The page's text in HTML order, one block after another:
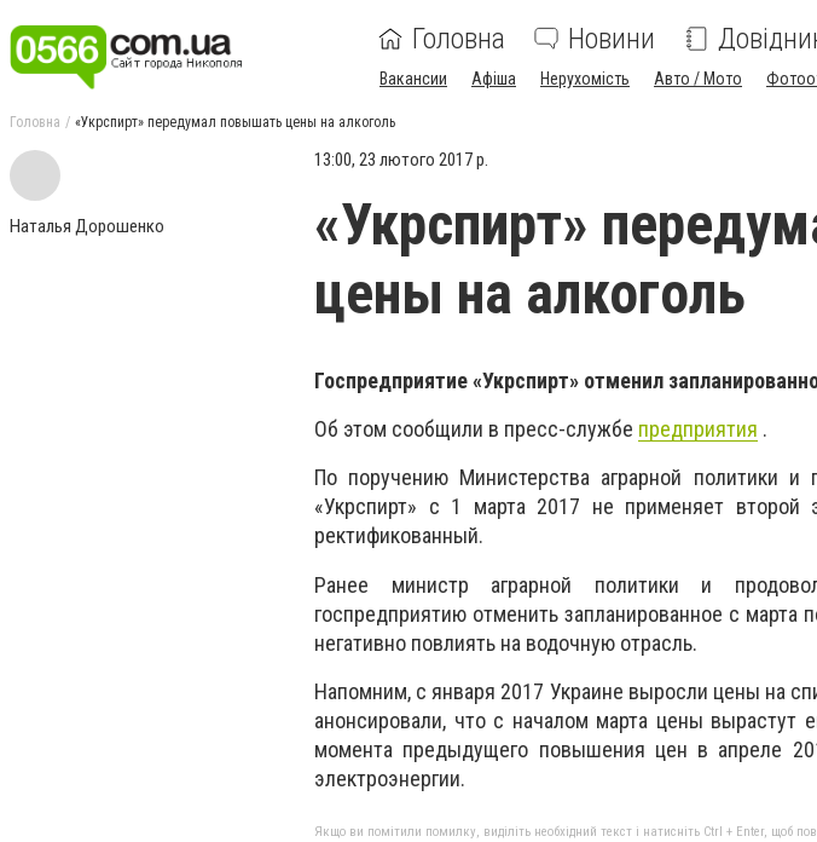
Головна Новини
Вакансии Афіша Нерухомість Авто / Мото
Головна «Укрспирт» передумал повышать цены на алкоголь
Наталья Дорошенко
13:00, 23 лютого 2017 р.
«Укрспирт»
цены на алкоголь
Госпредприятие «Укрспирт» отменил
Об этом сообщили в пресс-службе предприятия .
По поручению Министерства аграрной политики и
«Укрспирт» с 1 марта 2017 не применяет
ректификованный.
Ранее министр аграрной политики и
госпредприятию отменить запланированное с марта
негативно повлиять на водочную отрасль.
Напомним, с января 2017 Украине выросли цены на
анонсировали, что с началом марта цены вырастут
момента предыдущего повышения цен в апреле
электроэнергии.
Якщо ви помітили помилку, виділіть необхідний текст і натисніть Ctrl + Enter, щоб